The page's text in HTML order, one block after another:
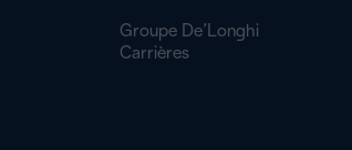
Groupe De’Longhi
Carrières